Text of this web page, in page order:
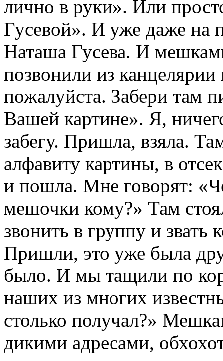
лично в руки». Или
Гусевой». И уже даже на
Наташа Гусева. И
позвонили из
пожалуйста. Забери там
Вашей картине». Я,
забегу. Пришла, взяла.
алфавиту картины, в
и пошла. Мне говорят:
мешочки кому?» Там
звонить в группу и
Пришли, это уже была
было. И мы тащили по
наших из многих
столько получал?»
дикими адресами,